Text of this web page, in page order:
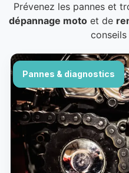
Prévenez les pannes et
dépannage motoet de
Pannes & diagnostics